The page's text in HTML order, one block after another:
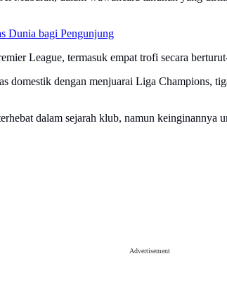
Dunia bagi Pengunjung
League, termasuk empat trofi secara
domestik dengan menjuarai Liga
dalam sejarah klub, namun
Advertisement